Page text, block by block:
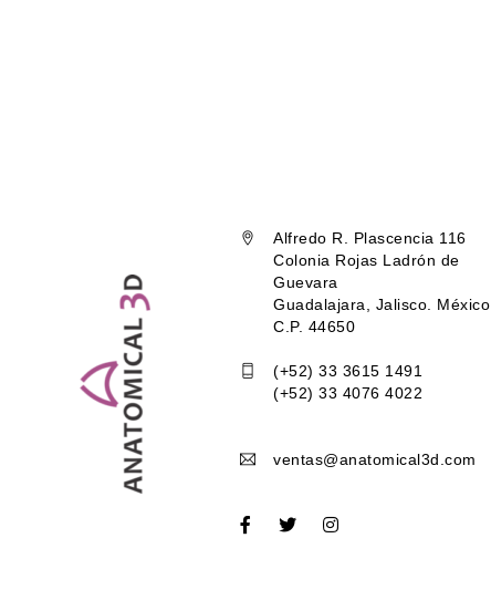
Alfredo R. Plascencia 116
Colonia Rojas Ladrón de
Guevara
Guadalajara, Jalisco. México
C.P. 44650
(+52) 33 3615 1491
(+52) 33 4076 4022
ventas@anatomical3d.com